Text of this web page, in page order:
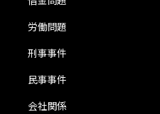
労働問題
刑事事件
民事事件
会社関係